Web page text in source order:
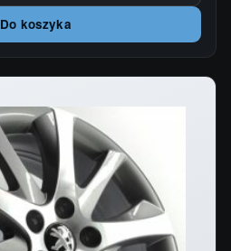
Do koszyka